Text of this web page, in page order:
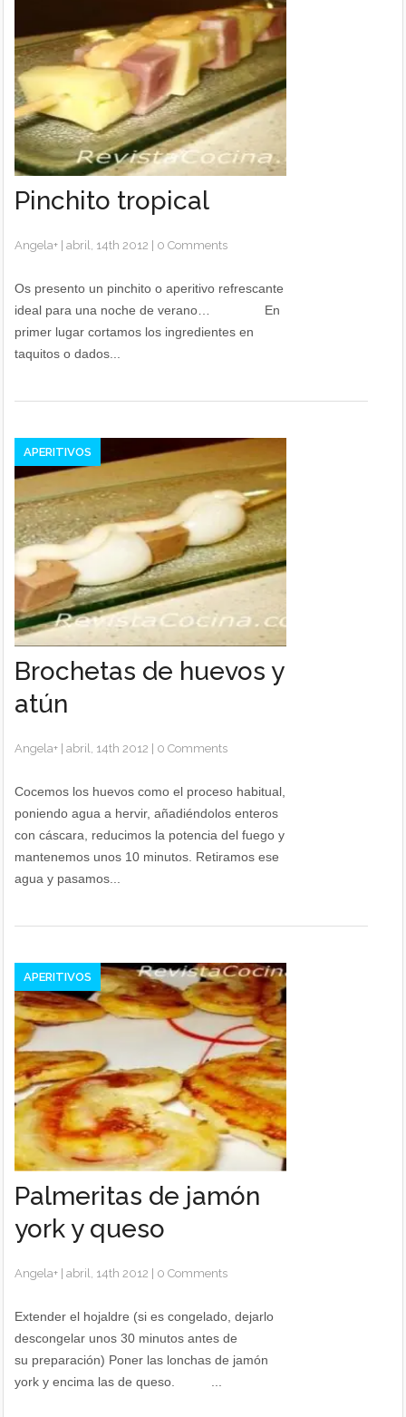
Pinchito tropical
Angela+ |abril, 14th 2012 0 Comments
Os presento un pinchito o aperitivo refrescante
ideal para una noche de verano… En
primer lugar cortamos los ingredientes en
taquitos o dados...
APERITIVOS
Brochetas de huevos y
atún
Angela+ |abril, 14th 2012 0 Comments
Cocemos los huevos como el proceso habitual,
poniendo agua a hervir, añadiéndolos enteros
con cáscara, reducimos la potencia del fuego y
mantenemos unos 10 minutos. Retiramos ese
agua y pasamos...
APERITIVOS
Palmeritas de jamón
york y queso
Angela+ |abril, 14th 2012 0 Comments
Extender el hojaldre (si es congelado, dejarlo
descongelar unos 30 minutos antes de
su preparación) Poner las lonchas de jamón
york y encima las de queso. ...